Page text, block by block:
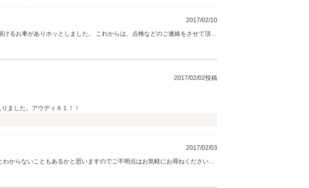
2017/02/10
るお車がありホッとしました。 これからは、点検などのご連絡をさせて頂き
2017/02/02投稿
ました。アウディＡ１！！
2017/02/03
からないこともあるかと思いますのでご不明点はお気軽にお尋ねください。